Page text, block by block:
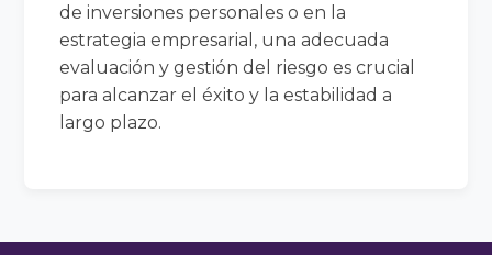
de inversiones personales o en la
estrategia empresarial, una adecuada
evaluación y gestión del riesgo es crucial
para alcanzar el éxito y la estabilidad a
largo plazo.